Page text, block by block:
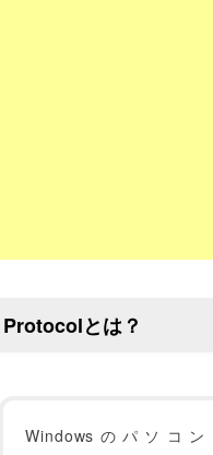
とは？
Windowsのパソコン